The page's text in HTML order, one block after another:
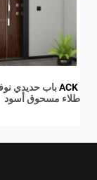
ACK
طلاء مسحوق أسود